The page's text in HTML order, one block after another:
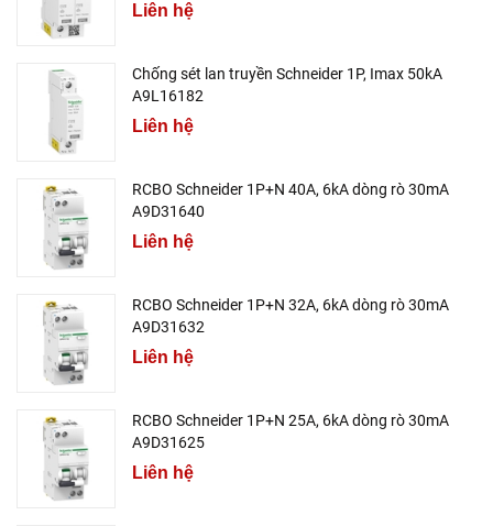
Liên hệ
Chống sét lan truyền Schneider 1P, Imax 50kA
A9L16182
Liên hệ
RCBO Schneider 1P+N 40A, 6kA dòng rò 30mA
A9D31640
Liên hệ
RCBO Schneider 1P+N 32A, 6kA dòng rò 30mA
A9D31632
Liên hệ
RCBO Schneider 1P+N 25A, 6kA dòng rò 30mA
A9D31625
Liên hệ